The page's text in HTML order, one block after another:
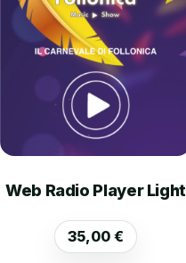
Web Radio Player Light
35,00€